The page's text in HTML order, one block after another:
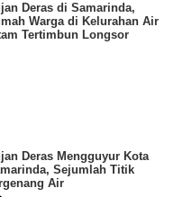
Deras di Samarinda,
Warga di Kelurahan Air
Tertimbun Longsor
Deras Mengguyur Kota
Sejumlah Titik
Air